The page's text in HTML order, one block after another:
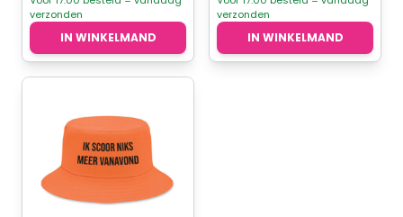
verzonden
IN WINKELMAND
verzonden
IN WINKELMAND